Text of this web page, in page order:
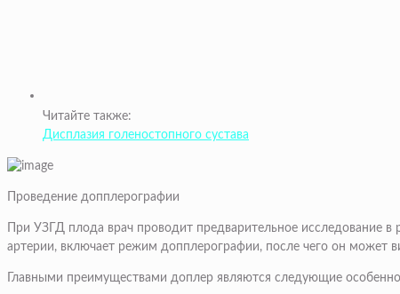
Читайте также:
Дисплазия голеностопного сустава
Проведение допплерографии
При УЗГД плода врач проводит предварительное исследование
артерии, включает режим допплерографии, после чего он может
Главными преимуществами доплер являются следующие